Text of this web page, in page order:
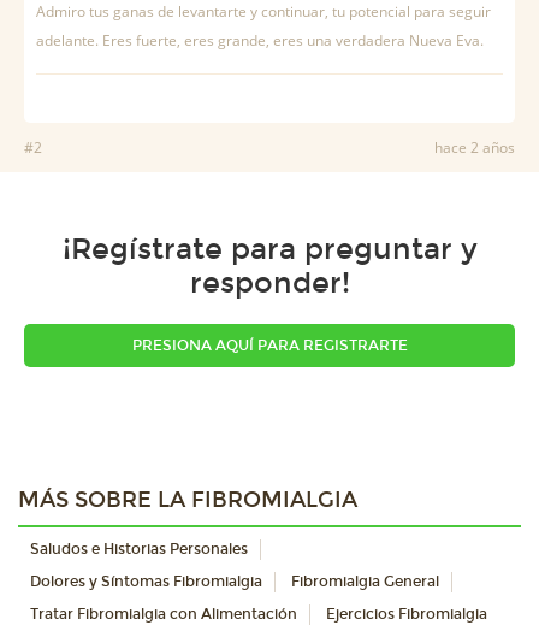
Admiro tus ganas de levantarte y continuar, tu potencial para seguir
adelante. Eres fuerte, eres grande, eres una verdadera Nueva Eva.
#2 hace 2 años
¡Regístrate para preguntar y
responder!
PRESIONA AQUÍ PARA REGISTRARTE
MÁS SOBRE LA FIBROMIALGIA
Saludos e Historias Personales
Dolores y Síntomas Fibromialgia
Fibromialgia General
Tratar Fibromialgia con Alimentación
Ejercicios Fibromialgia